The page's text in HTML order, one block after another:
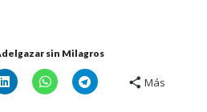
sin Milagros
Más